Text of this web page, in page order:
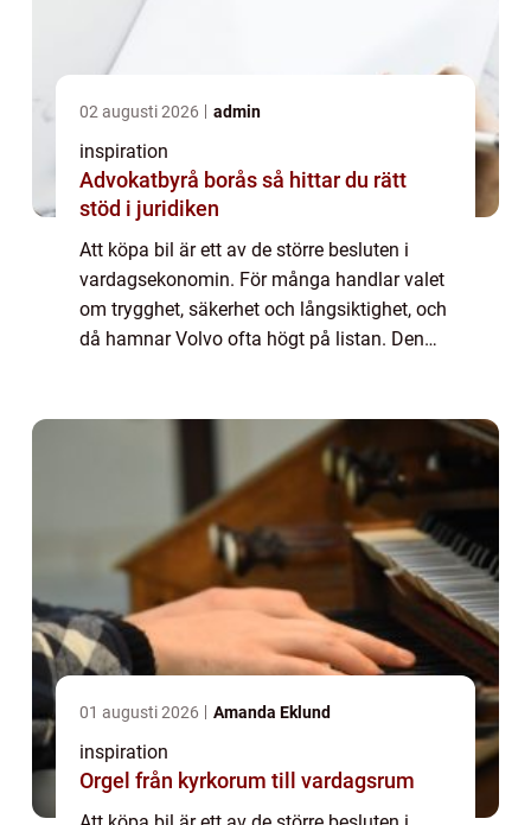
02 augusti 2026 admin
inspiration
Advokatbyrå borås så hittar du rätt
stöd i juridiken
Att köpa bil är ett av de större besluten i
vardagsekonomin. För många handlar valet
om trygghet, säkerhet och långsiktighet, och
då hamnar Volvo ofta högt på listan. Den
01 augusti 2026 Amanda Eklund
inspiration
Orgel från kyrkorum till vardagsrum